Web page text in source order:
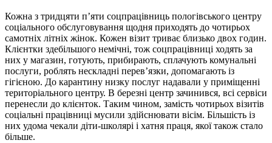
Кожна з тридцяти п’яти соцпрацівниць пологівського центру
соціального обслуговування щодня приходять до чотирьох
самотніх літніх жінок. Кожен візит триває близько двох годин.
Клієнтки здебільшого немічні, тож соцпрацівниці ходять за
них у магазин, готують, прибирають, сплачують комунальні
послуги, роблять нескладні перев’язки, допомагають із
гігієною. До карантину низку послуг надавали у приміщенні
територіального центру. В березні центр зачинився, всі сервіси
перенесли до клієнток. Таким чином, замість чотирьох візитів
соціальні працівниці мусили здійснювати вісім. Більшість із
них удома чекали діти-школярі і хатня праця, якої також стало
більше.